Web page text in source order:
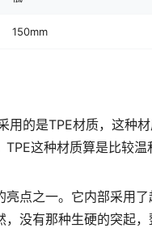
150mm
用的是TPE材质，这种
这种材质算是比较
亮点之一。它内部采用
没有那种生硬的突起，